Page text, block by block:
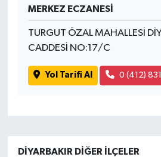
MERKEZ ECZANESİ
TURGUT ÖZAL MAHALLESİ
CADDESİ NO:17/C
Yol Tarifi Al 0 (412)
DIYARBAKIR DIĞER İLÇELER